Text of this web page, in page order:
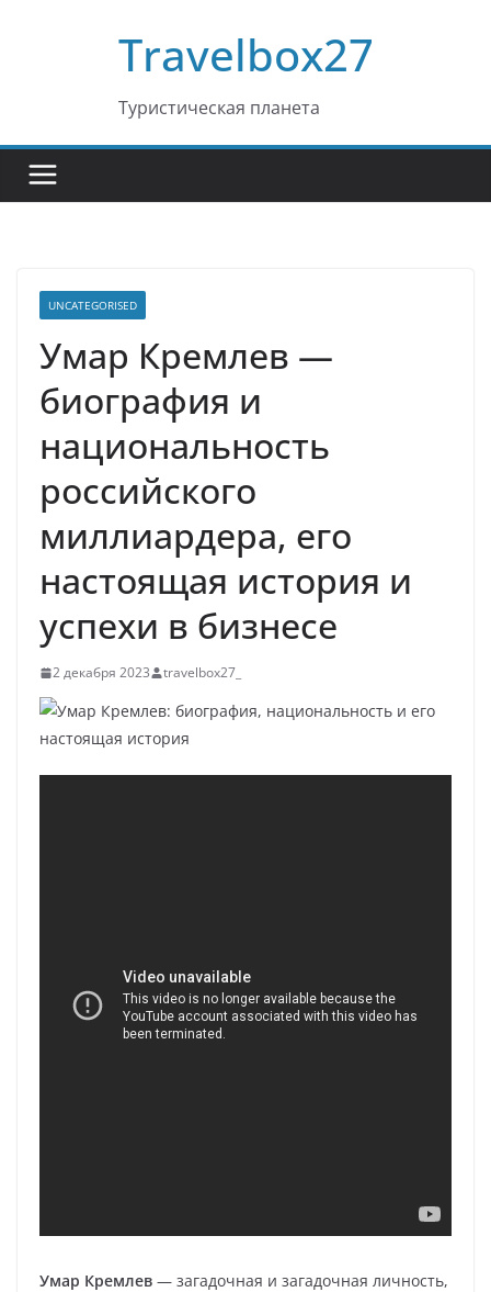
Travelbox27
Туристическая планета
UNCATEGORISED
Умар Кремлев —
биография и
национальность
российского
миллиардера, его
настоящая история и
успехи в бизнесе
2 декабря 2023 travelbox27_
Умар Кремлев — загадочная и загадочная личность,